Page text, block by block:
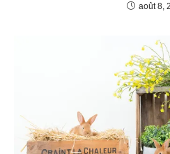
août 8,